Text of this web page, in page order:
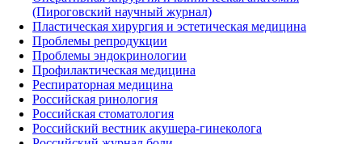
(Пироговский научный журнал)
Пластическая хирургия и эстетическая медицина
Проблемы репродукции
Проблемы эндокринологии
Профилактическая медицина
Респираторная медицина
Российская ринология
Российская стоматология
Российский вестник акушера-гинеколога